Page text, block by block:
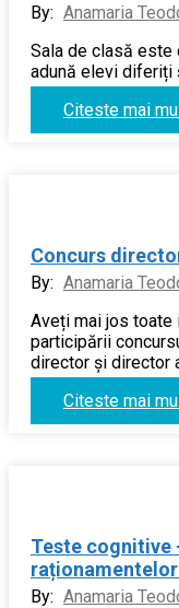
By: Anamaria
Sala de clasă este
adună elevi diferiți
Citeste mai
Concurs
By: Anamaria
Aveți mai jos toate
participării
director și director
Citeste mai
Teste cognitive
By: Anamaria